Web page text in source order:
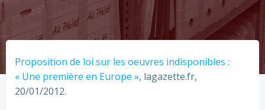
Proposition de loi sur les oeuvres indisponibles :
« Une première en Europe », lagazette.fr,
20/01/2012.